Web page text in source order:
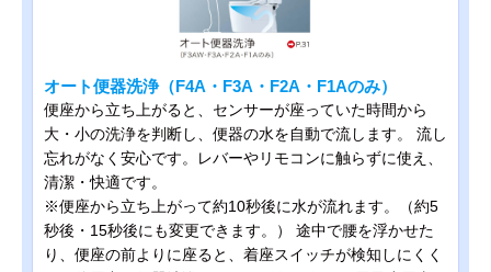
オート便器洗浄（F4A・F3A・F2A・F1Aのみ）
便座から立ち上がると、センサーが座っていた時間から
大・小の洗浄を判断し、便器の水を自動で流します。 流し
忘れがなく安心です。レバーやリモコンに触らずに使え、
清潔・快適です。
※便座から立ち上がって約10秒後に水が流れます。（約5
秒後・15秒後にも変更できます。） 途中で腰を浮かせた
り、便座の前よりに座ると、着座スイッチが検知しにくく